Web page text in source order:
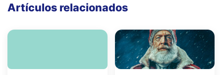
Artículos relacionados